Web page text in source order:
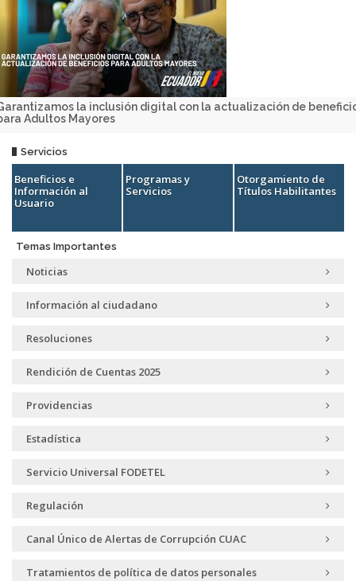
la inclusión digital con la actualización de
Adultos Mayores
Servicios
Beneficios e
Información al
Usuario
Programas y
Servicios
Otorgamiento de
Títulos Habilitantes
Temas Importantes
Noticias
Información al ciudadano
Resoluciones
Rendición de Cuentas 2025
Providencias
Estadística
Servicio Universal FODETEL
Regulación
Canal Único de Alertas de Corrupción CUAC
Tratamientos de política de datos personales